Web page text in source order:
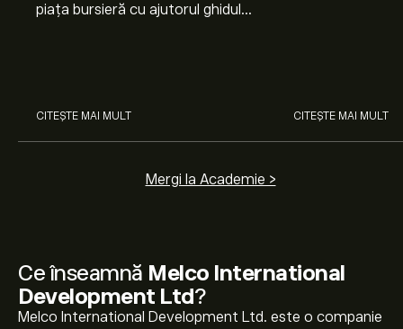
Ce înseamnă Melco International
Development Ltd?
Melco International Development Ltd. este o companie
piața bursieră cu ajutorul ghidului
CITEȘTE MAI MULT CITEȘTE MAI MULT
Mergi la Academie >